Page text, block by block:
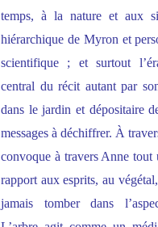
temps, à la nature et aux
hiérarchique de Myron et
scientifique ; et surtout
central du récit autant par
dans le jardin et dépositaire
messages à déchiffrer. À
convoque à travers Anne tout
rapport aux esprits, au
jamais tomber dans